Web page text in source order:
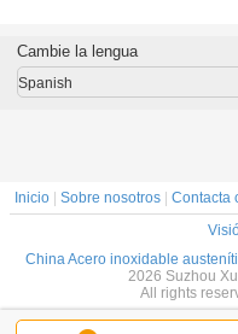
de
Cambie la lengua
Spanish
Inicio | Sobre nosotros | Contacta
China Acero inoxidable
2026 Suzhou
All rights